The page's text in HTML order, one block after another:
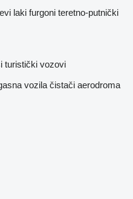
laki furgoni teretno-putnički
turistički vozovi
vozila čistači aerodroma